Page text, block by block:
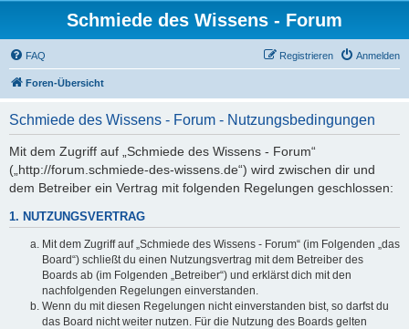
Schmiede des Wissens - Forum
FAQ Anmelden
Registrieren
Foren-Übersicht
Schmiede des Wissens - Forum - Nutzungsbedingungen
Mit dem Zugriff auf „Schmiede des Wissens - Forum“
(„http://forum.schmiede-des-wissens.de“) wird zwischen dir und
dem Betreiber ein Vertrag mit folgenden Regelungen geschlossen:
1. NUTZUNGSVERTRAG
Mit dem Zugriff auf „Schmiede des Wissens - Forum“ (im Folgenden „das
Board“) schließt du einen Nutzungsvertrag mit dem Betreiber des
Boards ab (im Folgenden „Betreiber“) und erklärst dich mit den
nachfolgenden Regelungen einverstanden.
Wenn du mit diesen Regelungen nicht einverstanden bist, so darfst du
das Board nicht weiter nutzen. Für die Nutzung des Boards gelten